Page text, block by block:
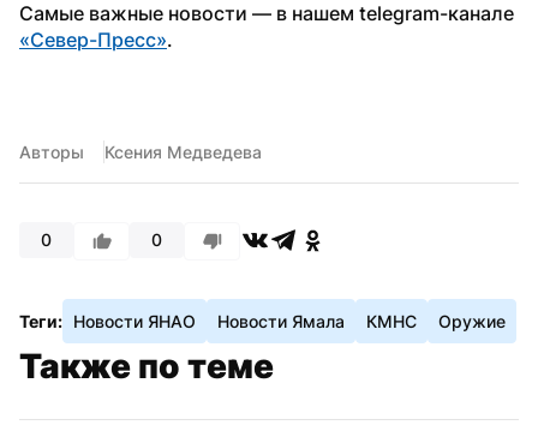
«Север-Пресс».
Авторы Ксения Медведева
0 0
Теги: Новости ЯНАО Новости Ямала КМНС Оружие
Также по теме